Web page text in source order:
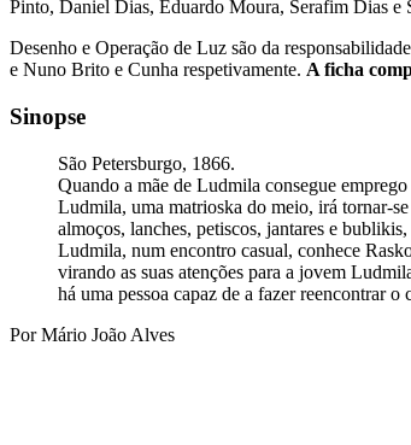
Pinto, Daniel Dias, Eduardo Moura, Serafim Dias e
Desenho e Operação de Luz são da
e Nuno Brito e Cunha respetivamente. A ficha
Sinopse
São Petersburgo, 1866.
Quando a mãe de Ludmila consegue
Ludmila, uma matrioska do meio, irá tornar-
almoços, lanches, petiscos, jantares e
Ludmila, num encontro casual, conhece
virando as suas atenções para a jovem
há uma pessoa capaz de a fazer reencontrar
Por Mário João Alves